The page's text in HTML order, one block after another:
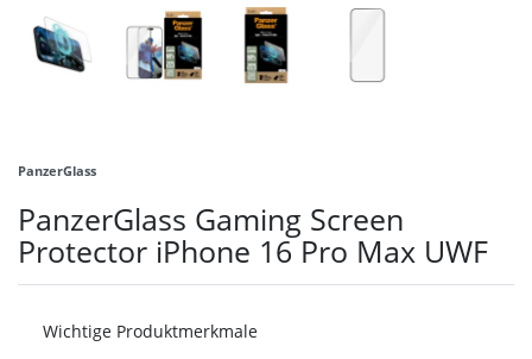
PanzerGlass
PanzerGlass Gaming Screen
Protector iPhone 16 Pro Max UWF
Wichtige Produktmerkmale